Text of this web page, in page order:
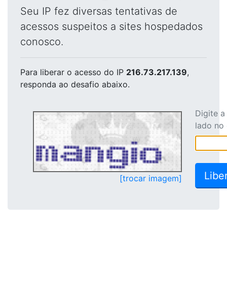
Seu IP fez diversas tentativas de
acessos suspeitos a sites hospedados
conosco.
Para liberar o acesso do IP 216.73.217.139,
responda ao desafio abaixo.
[trocar imagem]
Digite
lado no